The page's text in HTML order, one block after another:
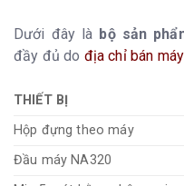
Dưới đây là bộ sản
đầy đủ do địa chỉ bán
THIẾT BỊ
Hộp đựng theo máy
Đầu máy NA320